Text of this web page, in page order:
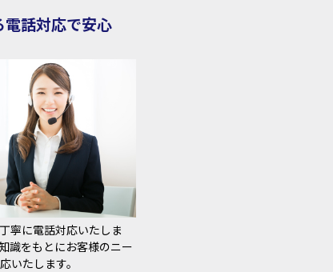
電話対応で安心
寧に電話対応いたしま
識をもとにお客様のニー
いたします。